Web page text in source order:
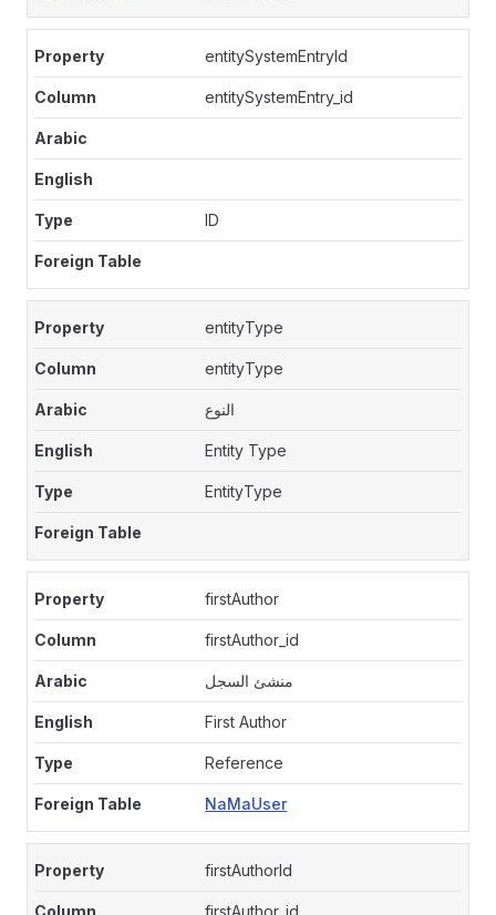
entitySystemEntryId
entitySystemEntry_id
ID
entityType
entityType
النوع
Entity Type
EntityType
firstAuthor
firstAuthor_id
منشئ السجل
First Author
Reference
NaMaUser
firstAuthorId
firstAuthor_id